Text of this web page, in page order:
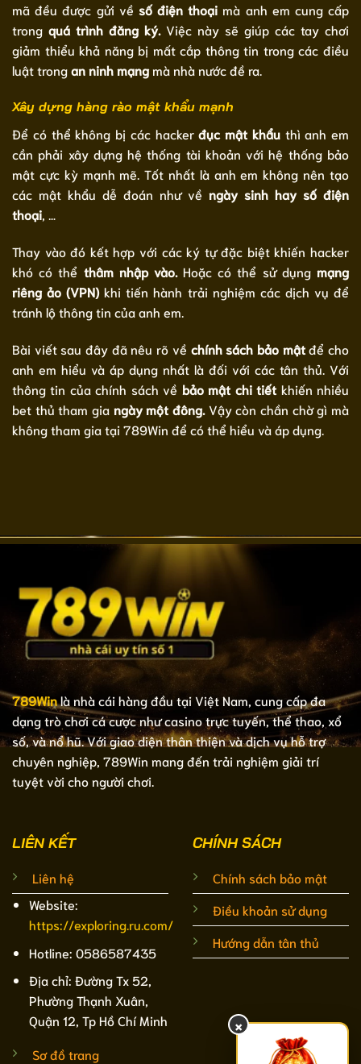
mã đều được gửi về số điện thoạimà anh em cung cấp
trong quá trình đăng ký. Việc này sẽ giúp các tay chơi
giảm thiểu khả năng bị mất cắp thông tin trong các điều
luật trongan ninh mạngmà nhà nước đề ra.
Xây dựng hàng rào mật khẩu mạnh
Để có thể không bị các hackerđục mật khẩuthì anh em
cần phải xây dựng hệ thống tài khoản với hệ thống bảo
mật cực kỳ mạnh mẽ. Tốt nhất là anh em không nên tạo
các mật khẩu dễ đoán như về ngày sinh hay số điện
thoại
Thay vào đó kết hợp với các ký tự đặc biệt khiến hacker
khó có thể thâm nhập vào.Hoặc có thể sử dụngmạng
riêng ảo (VPN)khi tiến hành trải nghiệm các dịch vụ để
tránh lộ thông tin của anh em.
Bài viết sau đây đã nêu rõ về chính sách bảo mậtđể cho
anh em hiểu và áp dụng nhất là đối với các tân thủ. Với
thông tin của chính sách về bảo mật chi tiết khiến nhiều
bet thủ tham gia ngày một đông. Vậy còn chần chờ gì mà
không tham gia tại 789Win để có thể hiểu và áp dụng.
789Winlà nhà cái hàng đầu tại Việt Nam, cung cấp đa
dạng trò chơi cá cược như casino trực tuyến, thể thao, xổ
số, và nổ hũ. Với giao diện thân thiện và dịch vụ hỗ trợ
chuyên nghiệp, 789Win mang đến trải nghiệm giải trí
tuyệt vời cho người chơi.
LIÊN KẾT
Liên hệ
Website:
https://exploring.ru.com/
Hotline: 0586587435
Địa chỉ: Đường Tx 52,
Phường Thạnh Xuân,
Quận 12, Tp Hồ Chí Minh
Sơ đồ trang
CHÍNH SÁCH
Chính sách bảo mật
Điều khoản sử dụng
Hướng dẫn tân thủ
×